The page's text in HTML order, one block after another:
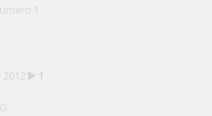
1
2012 1